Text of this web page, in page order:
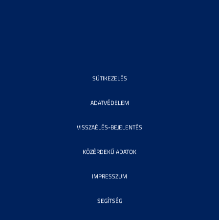
SÜTIKEZELÉS
ADATVÉDELEM
VISSZAÉLÉS-BEJELENTÉS
KÖZÉRDEKŰ ADATOK
IMPRESSZUM
SEGÍTSÉG